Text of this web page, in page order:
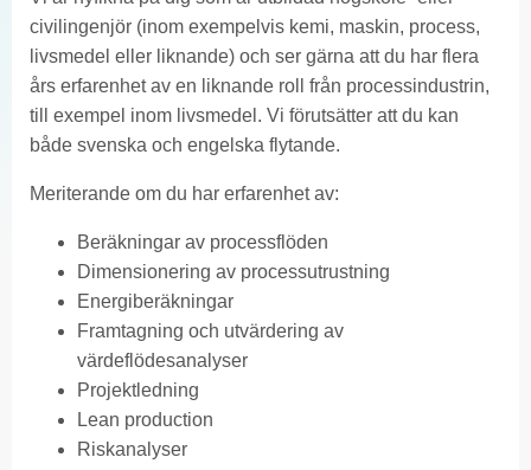
civilingenjör (inom exempelvis kemi, maskin, process,
livsmedel eller liknande) och ser gärna att du har flera
års erfarenhet av en liknande roll från processindustrin,
till exempel inom livsmedel. Vi förutsätter att du kan
både svenska och engelska flytande.
Meriterande om du har erfarenhet av:
Beräkningar av processflöden
Dimensionering av processutrustning
Energiberäkningar
Framtagning och utvärdering av
värdeflödesanalyser
Projektledning
Lean production
Riskanalyser